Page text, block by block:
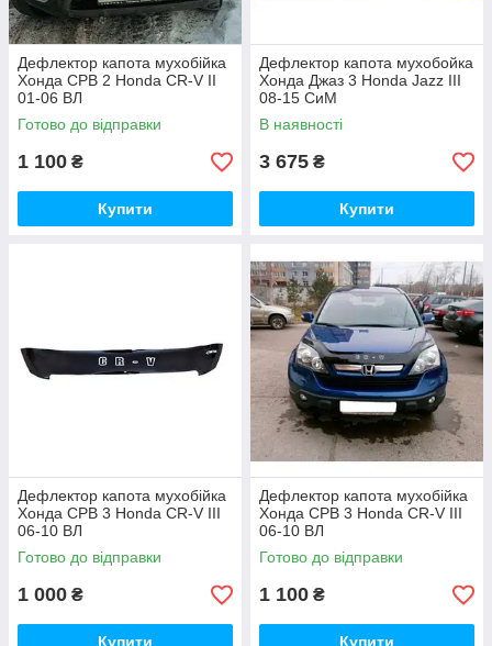
Дефлектор капота мухобійка
Хонда СРВ 2 Honda CR-V II
01-06 ВЛ
Готово до відправки
1 100 ₴
Купити
Дефлектор капота мухобойка
Хонда Джаз 3 Honda Jazz III
08-15 СиМ
В наявності
3 675 ₴
Купити
Дефлектор капота мухобійка
Хонда СРВ 3 Honda CR-V III
06-10 ВЛ
Готово до відправки
1 000 ₴
Купити
Дефлектор капота мухобійка
Хонда СРВ 3 Honda CR-V III
06-10 ВЛ
Готово до відправки
1 100 ₴
Купити